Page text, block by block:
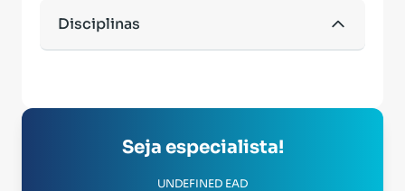
Disciplinas
Seja especialista!
UNDEFINED EAD